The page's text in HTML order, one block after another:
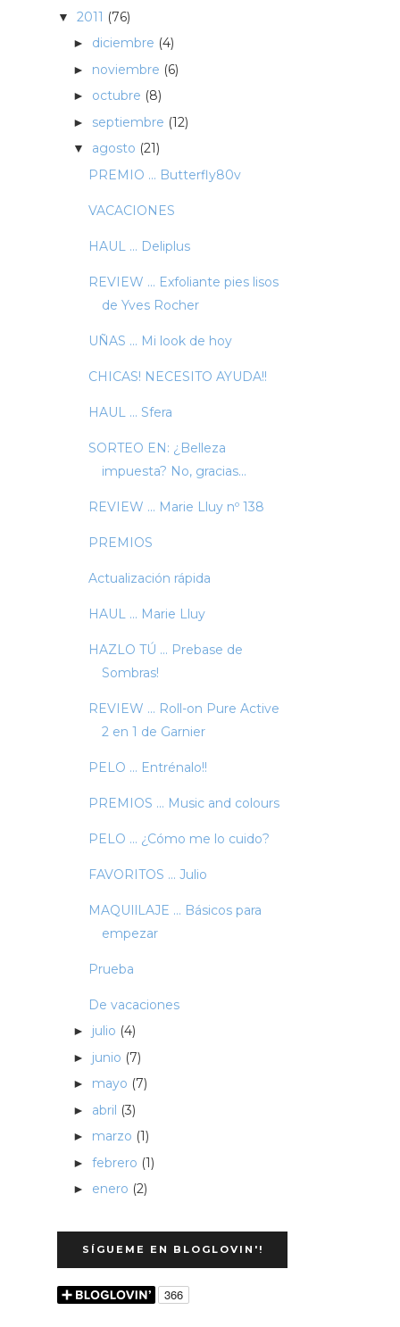
▼ 2011 (76)
► diciembre (4)
► noviembre (6)
► octubre (8)
► septiembre (12)
▼ agosto (21)
PREMIO ... Butterfly80v
VACACIONES
HAUL ... Deliplus
REVIEW ... Exfoliante pies lisos
de Yves Rocher
UÑAS ... Mi look de hoy
CHICAS! NECESITO AYUDA!!
HAUL ... Sfera
SORTEO EN: ¿Belleza
impuesta? No, gracias...
REVIEW ... Marie Lluy nº 138
PREMIOS
Actualización rápida
HAUL ... Marie Lluy
HAZLO TÚ ... Prebase de
Sombras!
REVIEW ... Roll-on Pure Active
2 en 1 de Garnier
PELO ... Entrénalo!!
PREMIOS ... Music and colours
PELO ... ¿Cómo me lo cuido?
FAVORITOS ... Julio
MAQUIlLAJE … Básicos para
empezar
Prueba
De vacaciones
► julio (4)
► junio (7)
► mayo (7)
► abril (3)
► marzo (1)
► febrero (1)
► enero (2)
SÍGUEME EN BLOGLOVIN'!